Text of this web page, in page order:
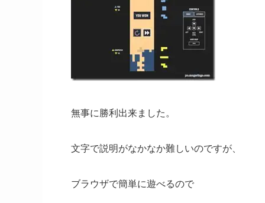
無事に勝利出来ました。
文字で説明がなかなか難しいのですが、
ブラウザで簡単に遊べるので